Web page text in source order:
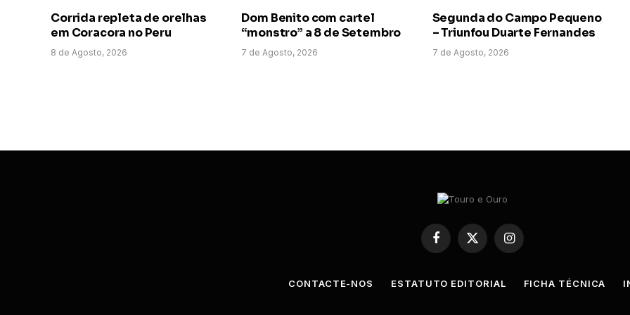
Corrida repleta de orelhas
em Coracora no Peru
8 de Agosto, 2026
Dom Benito com cartel
“monstro” a 8 de Setembro
7 de Agosto, 2026
Segunda do Campo Pequeno
– Triunfou Duarte Fernandes
7 de Agosto, 2026
Facebook
X
(Twitter)
Instagram
CONTACTE-NOS ESTATUTO EDITORIAL FICHA TÉCNICA